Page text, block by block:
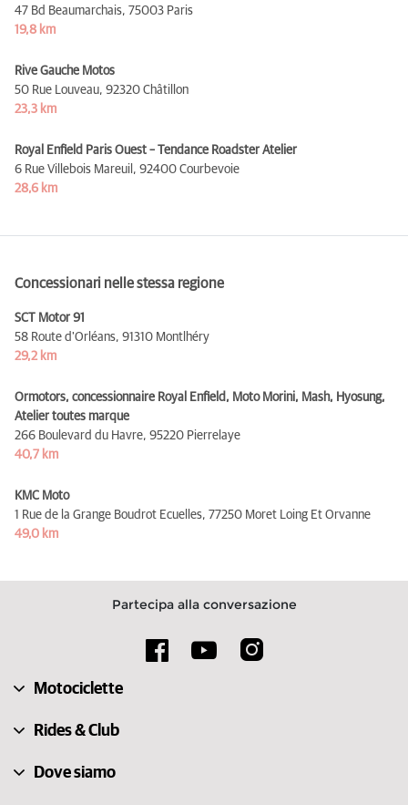
47 Bd Beaumarchais, 75003 Paris
19,8 km
Rive Gauche Motos
50 Rue Louveau, 92320 Châtillon
23,3 km
Royal Enfield Paris Ouest – Tendance Roadster Atelier
6 Rue Villebois Mareuil, 92400 Courbevoie
28,6 km
Concessionari nelle stessa regione
SCT Motor 91
58 Route d'Orléans, 91310 Montlhéry
29,2 km
Ormotors, concessionnaire Royal Enfield, Moto Morini, Mash, Hyosung,
Atelier toutes marque
266 Boulevard du Havre, 95220 Pierrelaye
40,7 km
KMC Moto
1 Rue de la Grange Boudrot Ecuelles, 77250 Moret Loing Et Orvanne
49,0 km
Partecipa alla conversazione
Motociclette
Rides & Club
Dove siamo